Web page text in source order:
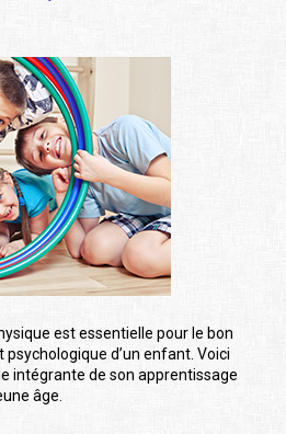
est essentielle pour le bon
d’un enfant. Voici
intégrante de son apprentissage
âge.